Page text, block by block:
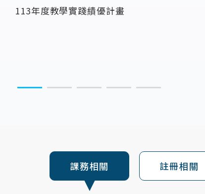
113年度教學實踐績優計畫
課務相關 註冊相關